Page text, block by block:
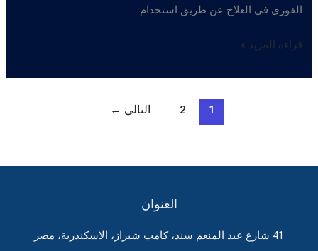
الفوري في العلاج عن طريق استخدام
ابادة
قراءة المزيد »
1
2 التالي ←
العنوان
41 شارع عبد المنعم سند، كامب شيراز، الاسكندرية، مصر